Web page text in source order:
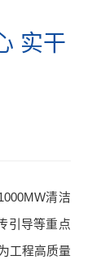
实干
清洁
引导等重点
工程高质量